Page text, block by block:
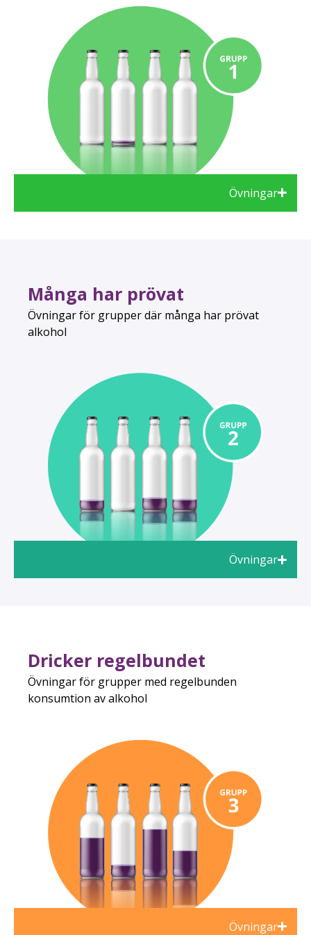
Övningar
Många har prövat
Övningar för grupper där många har prövat
alkohol
Övningar
Dricker regelbundet
Övningar för grupper med regelbunden
konsumtion av alkohol
Övningar